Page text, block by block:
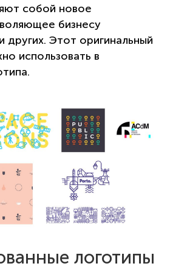
собой новое
бизнесу
других. Этот оригинальный
использовать в
логотипы